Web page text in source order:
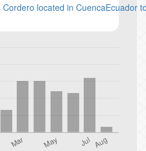
Cordero located in CuencaEcuador